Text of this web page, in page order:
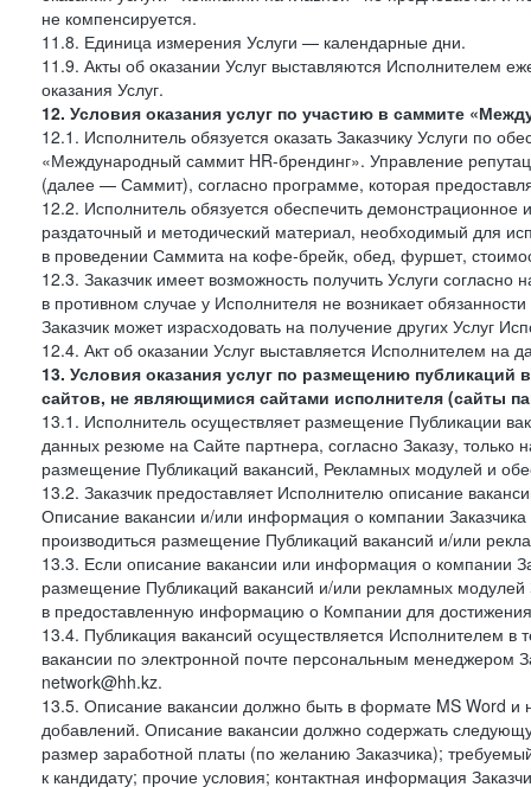
не компенсируется.
11.8. Единица измерения Услуги — календарные дни.
11.9. Акты об оказании Услуг выставляются Исполнителем
оказания Услуг.
12. Условия оказания услуг по участию в саммите
12.1. Исполнитель обязуется оказать Заказчику Услуги по
«Международный саммит HR-брендинг». Управление
(далее — Саммит), согласно программе, которая
12.2. Исполнитель обязуется обеспечить
раздаточный и методический материал, необходимый для
в проведении Саммита на кофе-брейк, обед, фуршет,
12.3. Заказчик имеет возможность получить Услуги
в противном случае у Исполнителя не возникает
Заказчик может израсходовать на получение других Услуг
12.4. Акт об оказании Услуг выставляется Исполнителем на
13. Условия оказания услуг по размещению
сайтов, не являющимися сайтами исполнителя (сайты
13.1. Исполнитель осуществляет размещение Публикации
данных резюме на Сайте партнера, согласно Заказу, только
размещение Публикаций вакансий, Рекламных модулей и
13.2. Заказчик предоставляет Исполнителю описание
Описание вакансии и/или информация о компании Заказчика
производиться размещение Публикаций вакансий и/или
13.3. Если описание вакансии или информация о компании
размещение Публикаций вакансий и/или рекламных модулей
в предоставленную информацию о Компании для достижения
13.4. Публикация вакансий осуществляется Исполнителем
вакансии по электронной почте персональным менеджером
network@hh.kz.
13.5. Описание вакансии должно быть в формате MS Word и
добавлений. Описание вакансии должно содержать
размер заработной платы (по желанию Заказчика);
к кандидату; прочие условия; контактная информация